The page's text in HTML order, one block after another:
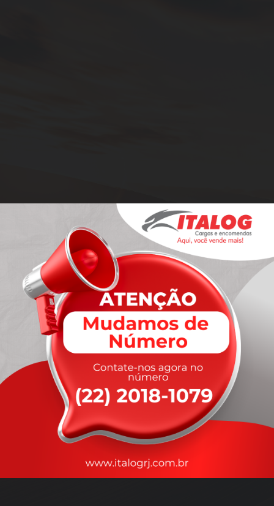
rapidez
que você precisa,
com a qualidade que vocêmerece.
Nossos motoristas são treinados para garantir a máxima
durante o transporte, com rastreamento em tempo real.